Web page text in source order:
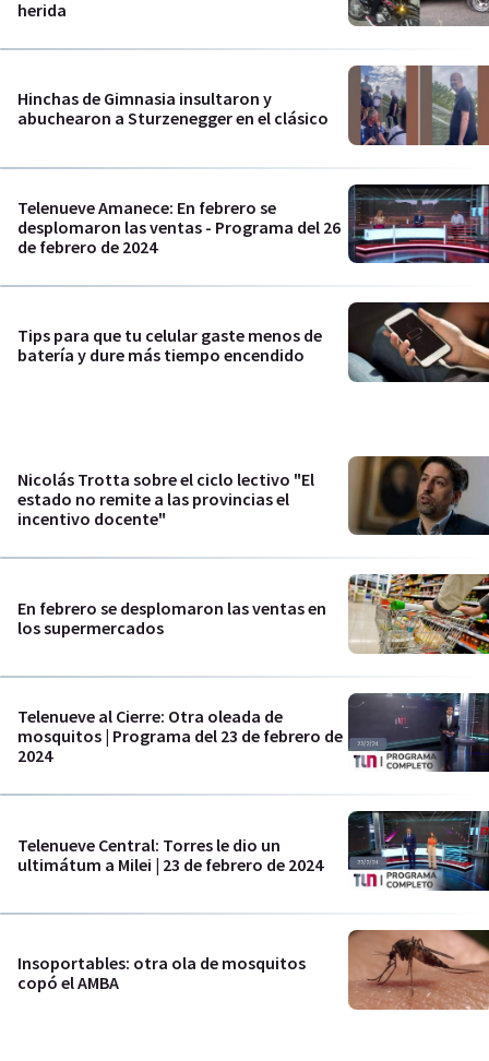
herida
Hinchas de Gimnasia insultaron y
abuchearon a Sturzenegger en el clásico
Telenueve Amanece: En febrero se
desplomaron las ventas - Programa del 26
de febrero de 2024
Tips para que tu celular gaste menos de
batería y dure más tiempo encendido
Nicolás Trotta sobre el ciclo lectivo "El
estado no remite a las provincias el
incentivo docente"
En febrero se desplomaron las ventas en
los supermercados
Telenueve al Cierre: Otra oleada de
mosquitos | Programa del 23 de febrero de
2024
Telenueve Central: Torres le dio un
ultimátum a Milei | 23 de febrero de 2024
Insoportables: otra ola de mosquitos
copó el AMBA